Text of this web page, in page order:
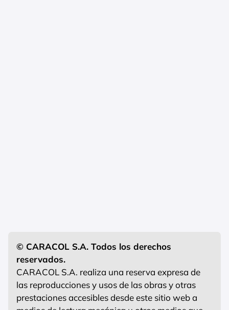
© CARACOL S.A. Todos los derechos
reservados.
CARACOL S.A. realiza una reserva expresa de
las reproducciones y usos de las obras y otras
prestaciones accesibles desde este sitio web a